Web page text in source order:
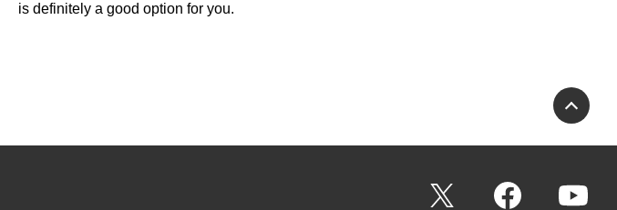
is definitely a good option for you.
Facebook